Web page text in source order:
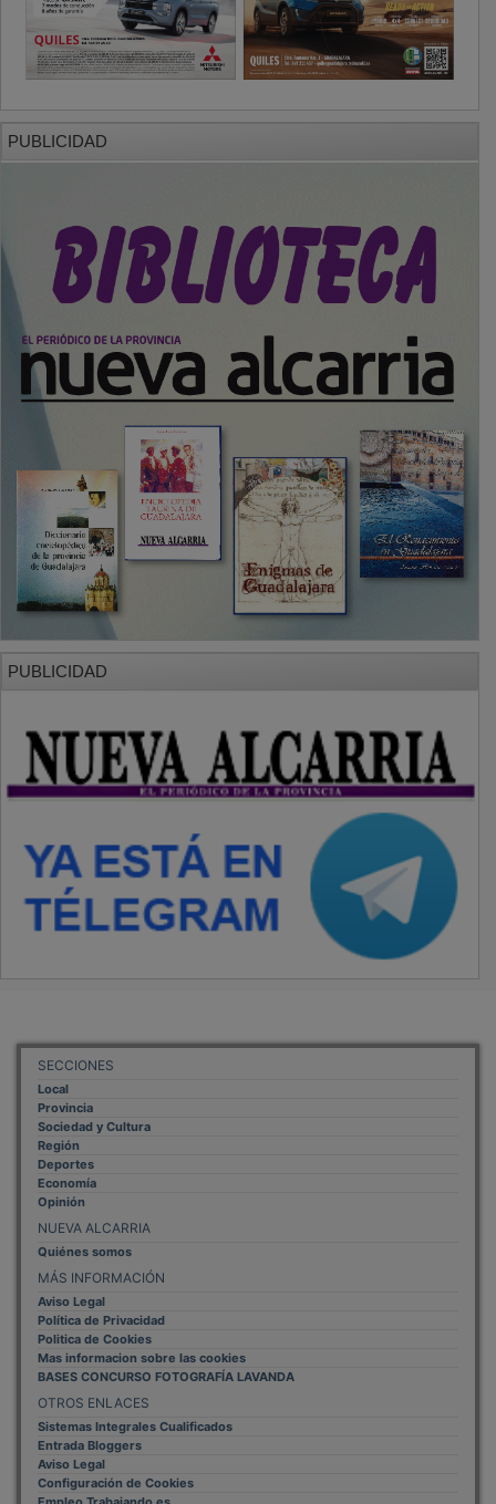
SECCIONES
Local
Provincia
Sociedad y Cultura
Región
Deportes
Economía
Opinión
NUEVA ALCARRIA
Quiénes somos
MÁS INFORMACIÓN
Aviso Legal
Política de Privacidad
Politica de Cookies
Mas informacion sobre las cookies
BASES CONCURSO FOTOGRAFÍA LAVANDA
Sistemas Integrales Cualificados
Entrada Bloggers
Aviso Legal
Configuración de Cookies
Empleo Trabajando.es